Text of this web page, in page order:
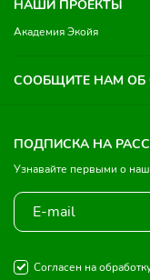
НАШИ ПРОЕКТЫ
Академия Экойя
СООБЩИТЕ НАМ ОБ
ПОДПИСКА НА
Узнавайте первыми о
Согласен на